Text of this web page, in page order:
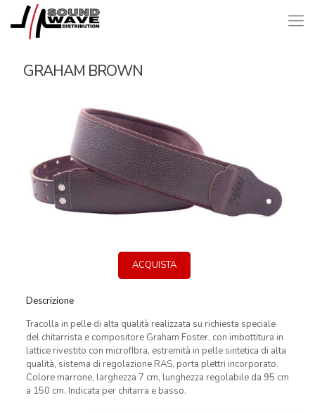
GRAHAM BROWN
ACQUISTA
Descrizione
Tracolla in pelle di alta qualità realizzata su richiesta speciale
del chitarrista e compositore Graham Foster, con imbottitura in
lattice rivestito con microfIbra, estremità in pelle sintetica di alta
qualità, sistema di regolazione RAS, porta plettri incorporato.
Colore marrone, larghezza 7 cm, lunghezza regolabile da 95 cm
a 150 cm. Indicata per chitarra e basso.